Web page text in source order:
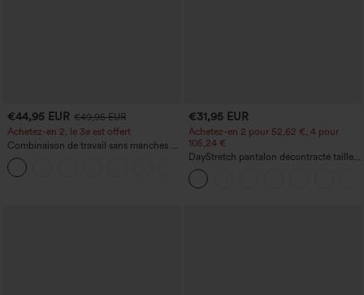
€44,95 EUR €49,95 EUR
Achetez-en 2, le 3e est offert
Combinaison de travail sans manches à
encolure bateau, côtés noués, toucher
frais, rayée, avec poches — Édition Easy
Peezy
€31,95 EUR
Achetez-en 2 pour 52,62 €, 4 pour
105,24 €
DayStretch pantalon décontracté taille
haute à jambe en forme de tonneau
avec poches